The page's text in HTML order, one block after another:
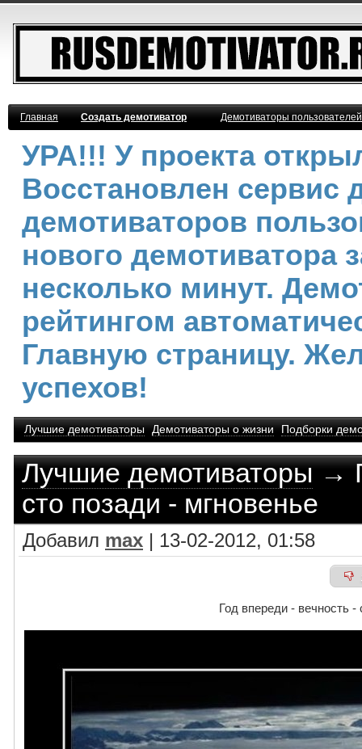
Главная Создать демотиватор Демотиваторы
УРА!!! У проекта
Восстановлен сервис
демотиваторов
нового демотиватора
несколько минут.
рейтингом
Главную страницу.
успехов!
Лучшие демотиваторы Демотиваторы о жизни Подборки
Лучшие демотиваторы→
сто позади - мгновенье
Добавил max | 13-02-2012, 01:58
Год впереди - вечность -